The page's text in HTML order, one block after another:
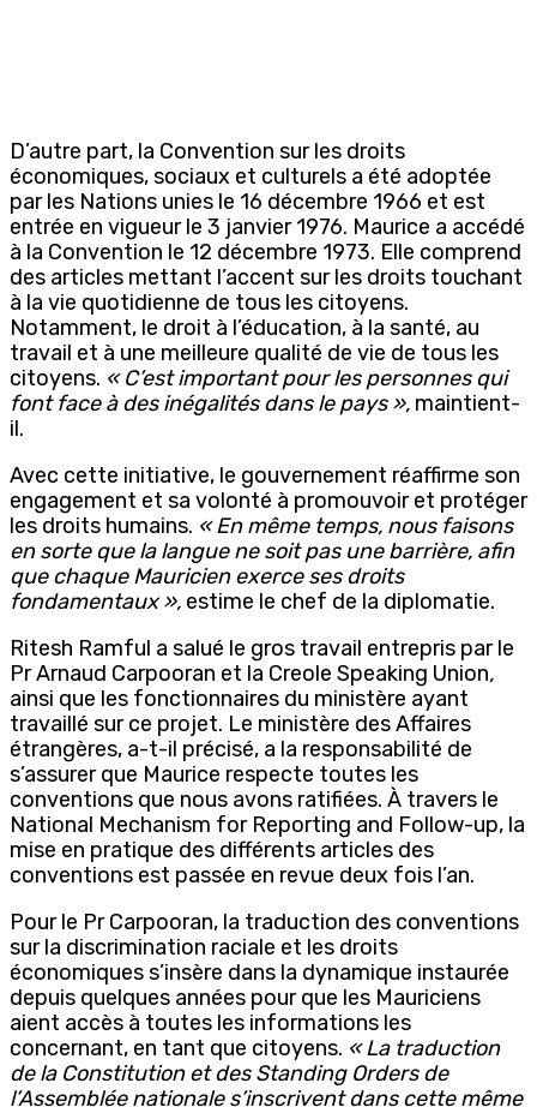
D’autre part, la Convention sur les droits
économiques, sociaux et culturels a été adoptée
par les Nations unies le 16 décembre 1966 et est
entrée en vigueur le 3 janvier 1976. Maurice a accédé
à la Convention le 12 décembre 1973. Elle comprend
des articles mettant l’accent sur les droits touchant
à la vie quotidienne de tous les citoyens.
Notamment, le droit à l’éducation, à la santé, au
travail et à une meilleure qualité de vie de tous les
citoyens. « C’est important pour les personnes qui
font face à des inégalités dans le pays », maintient-
il.
Avec cette initiative, le gouvernement réaffirme son
engagement et sa volonté à promouvoir et protéger
les droits humains. « En même temps, nous faisons
en sorte que la langue ne soit pas une barrière, afin
que chaque Mauricien exerce ses droits
fondamentaux », estime le chef de la diplomatie.
Ritesh Ramful a salué le gros travail entrepris par le
Pr Arnaud Carpooran et la Creole Speaking Union,
ainsi que les fonctionnaires du ministère ayant
travaillé sur ce projet. Le ministère des Affaires
étrangères, a-t-il précisé, a la responsabilité de
s’assurer que Maurice respecte toutes les
conventions que nous avons ratifiées. À travers le
National Mechanism for Reporting and Follow-up, la
mise en pratique des différents articles des
conventions est passée en revue deux fois l’an.
Pour le Pr Carpooran, la traduction des conventions
sur la discrimination raciale et les droits
économiques s’insère dans la dynamique instaurée
depuis quelques années pour que les Mauriciens
aient accès à toutes les informations les
concernant, en tant que citoyens. « La traduction
de la Constitution et des Standing Orders de
l’Assemblée nationale s’inscrivent dans cette même